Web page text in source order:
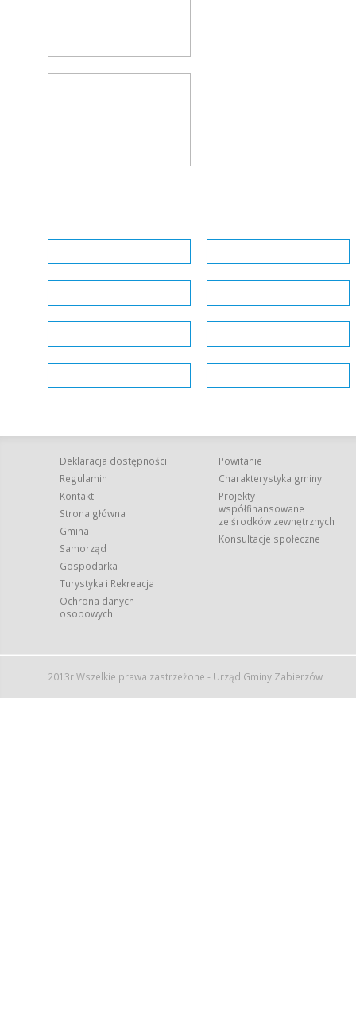
Deklaracja dostępności
Regulamin
Kontakt
Strona główna
Gmina
Samorząd
Gospodarka
Turystyka i Rekreacja
Ochrona danych
osobowych
Powitanie
Charakterystyka gminy
Projekty
współfinansowane
ze środków zewnętrznych
Konsultacje społeczne
2013r Wszelkie prawa zastrzeżone - Urząd Gminy Zabierzów